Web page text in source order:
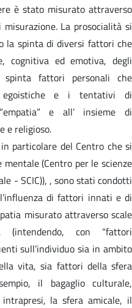
è stato misurato attraverso
La prosocialità si
la spinta di diversi fattori che
cognitiva ed emotiva, degli
spinta fattori personali che
egoistiche e i tentativi di
e all’ insieme di
e religioso.
particolare del Centro che si
(Centro per le scienze
- SCIC)), , sono stati condotti
di fattori innati e di
misurato attraverso scale
(intendendo, con “fattori
sull’individuo sia in ambito
vita, sia fattori della sfera
il bagaglio culturale,
intrapresi, la sfera amicale, il